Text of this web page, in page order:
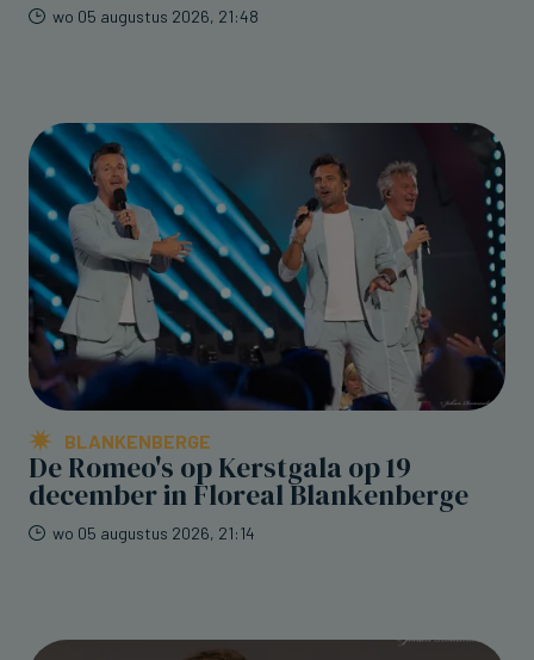
wo 05 augustus 2026, 21:48
BLANKENBERGE
De Romeo's op Kerstgala op 19
december in Floreal Blankenberge
wo 05 augustus 2026, 21:14